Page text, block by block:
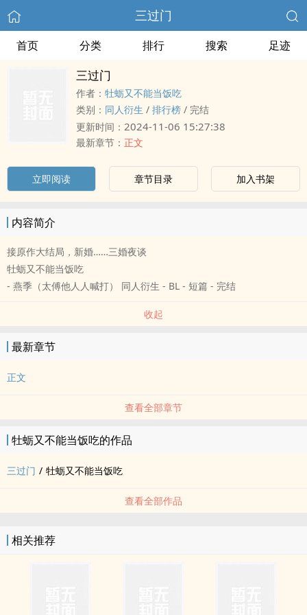
三过门
首页 分类 排行 搜索 足迹
三过门
作者： 牡蛎又不能当饭吃
类别： 同人衍生 / 排行榜 / 完结
更新时间： 2024-11-06 15:27:38
最新章节： 正文
立即阅读 章节目录 加入书架
内容简介
接原作大结局，新婚……三婚夜谈
牡蛎又不能当饭吃
- 燕季（太傅他人人喊打） 同人衍生 - BL - 短篇 - 完结
收起
最新章节
正文
查看全部章节
牡蛎又不能当饭吃的作品
三过门 / 牡蛎又不能当饭吃
查看全部作品
相关推荐